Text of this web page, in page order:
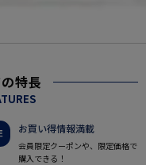
特長
お買い得情報満載
会員限定クーポンや、限定価格で
購入できる！